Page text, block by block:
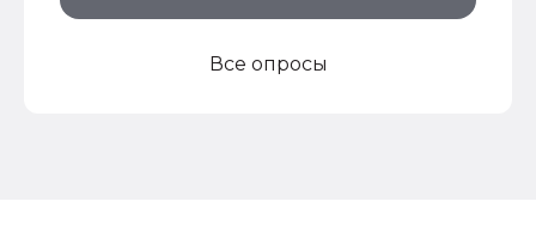
Все опросы